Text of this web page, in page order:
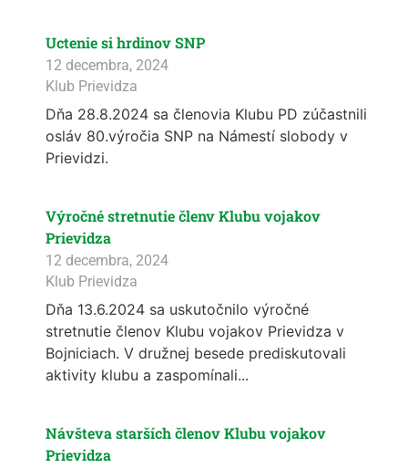
Uctenie si hrdinov SNP
12 decembra, 2024
Klub Prievidza
Dňa 28.8.2024 sa členovia Klubu PD zúčastnili
osláv 80.výročia SNP na Námestí slobody v
Prievidzi.
Výročné stretnutie členv Klubu vojakov
Prievidza
12 decembra, 2024
Klub Prievidza
Dňa 13.6.2024 sa uskutočnilo výročné
stretnutie členov Klubu vojakov Prievidza v
Bojniciach. V družnej besede prediskutovali
aktivity klubu a zaspomínali...
Návšteva starších členov Klubu vojakov
Prievidza